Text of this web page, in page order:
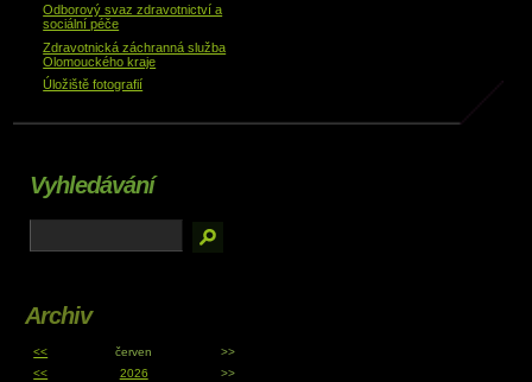
Odborový svaz zdravotnictví a
sociální péče
Zdravotnická záchranná služba
Olomouckého kraje
Úložiště fotografií
Vyhledávání
Archiv
<< červen
>>
<<
2026
>>